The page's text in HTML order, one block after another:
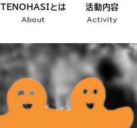
TENOHASIとは
About
活動内容
Activity